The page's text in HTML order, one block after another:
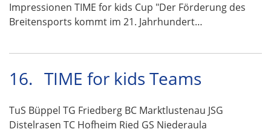
Impressionen TIME for kids Cup "Der Förderung des
Breitensports kommt im 21. Jahrhundert…
16. TIME for kids Teams
TuS Büppel TG Friedberg BC Marktlustenau JSG
Distelrasen TC Hofheim Ried GS Niederaula